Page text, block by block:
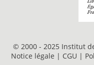
© 2000 - 2025 Institut
Notice légale | CGU |